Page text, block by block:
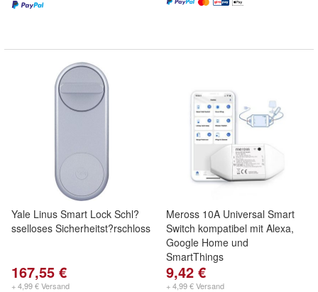
Yale Linus Smart Lock Schl?
sselloses Sicherheitst?rschloss
167,55 €
+ 4,99 € Versand
Meross 10A Universal Smart
Switch kompatibel mit Alexa,
Google Home und
SmartThings
9,42 €
+ 4,99 € Versand